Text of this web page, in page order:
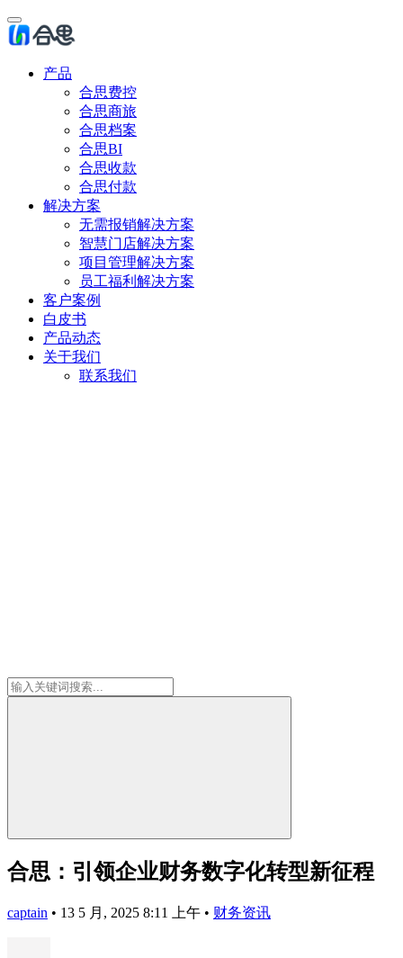
产品
合思费控
合思商旅
合思档案
合思BI
合思收款
合思付款
解决方案
无需报销解决方案
智慧门店解决方案
项目管理解决方案
员工福利解决方案
客户案例
白皮书
产品动态
关于我们
联系我们
合思：引领企业财务数字化转型新征程
captain • 13 5 月, 2025 8:11 上午 • 财务资讯